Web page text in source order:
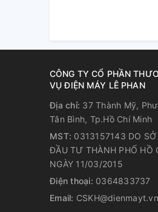
bảo nhiệt độ ổn định và
CÔNG TY CỔ PHẦN
VỤ ĐIỆN MÁY LÊ PHAN
Địa chỉ: 37 Thành Mỹ,
Tân Bình, Tp.Hồ Chí Minh
MST: 0313157143 DO SỞ
ĐẦU TƯ THÀNH PHỐ HỒ
NGÀY 11/03/2015
Điện thoại: 0364833737
Email: CSKH@dienmayt.vn